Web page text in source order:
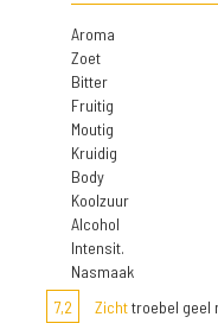
Aroma
Zoet
Bitter
Fruitig
Moutig
Kruidig
Body
Koolzuur
Alcohol
Intensit.
Nasmaak
7,2
Zichttroebel geel